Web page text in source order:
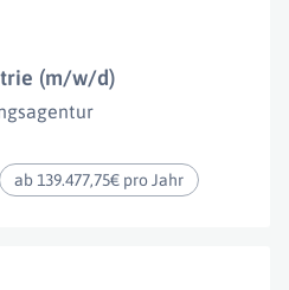
(m/w/d)
ab 139.477,75€ pro Jahr